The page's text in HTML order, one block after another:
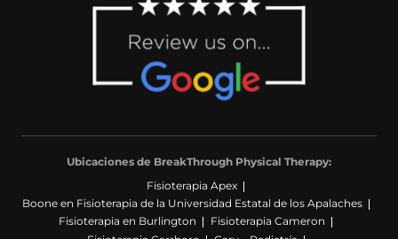
Ubicaciones de BreakThrough Physical Therapy:
Fisioterapia Apex
Boone en Fisioterapia de la Universidad Estatal de los Apalaches
Fisioterapia en Burlington
Fisioterapia Cameron